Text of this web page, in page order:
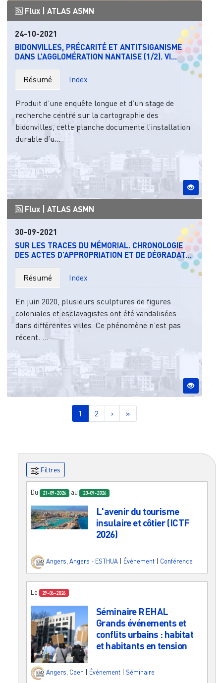
Flux | ATLAS ASMN
24-10-2021
BIDONVILLES, PRÉCARITÉ ET ANTITSIGANISME
DANS L’AGGLOMÉRATION NANTAISE (1/2). VI...
Résumé Index
Produit d’une enquête longue et d’un stage de
recherche centré sur la cartographie des
bidonvilles, cette planche documente l’installation
durable d’u...
Flux | ATLAS ASMN
30-09-2021
SUR LES TRACES DU MÉMORIAL. CHRONOLOGIE
DES ACTES D’APPROPRIATION ET DE DÉGRADAT...
Résumé Index
En juin 2020, plusieurs sculptures de figures
coloniales et esclavagistes ont été vandalisées
dans différentes villes. Ce phénomène n’est pas
récent. ...
Page courante
1 Page
2 Page suivante
› Dernière page
»
Filtres
Du 21-09-2026 au 23-09-2026
L'avenir du tourisme
insulaire et côtier (ICTF
2026)
Angers Angers - ESTHUA Événement Conférence
Le 29-06-2026
Séminaire REHAL
Grands événements et
conflits urbains : habitat
et habitants en tension
Angers Caen Événement Séminaire